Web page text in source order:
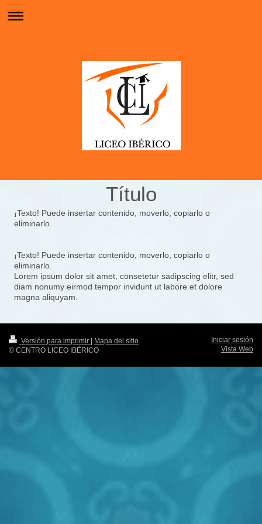
Título
¡Texto! Puede insertar contenido, moverlo, copiarlo o
eliminarlo.
¡Texto! Puede insertar contenido, moverlo, copiarlo o
eliminarlo.
Lorem ipsum dolor sit amet, consetetur sadipscing elitr, sed
diam nonumy eirmod tempor invidunt ut labore et dolore
magna aliquyam.
Versión para imprimir
Mapa del sitio
© CENTRO LICEO IBÉRICO
Iniciar sesión
Vista Web